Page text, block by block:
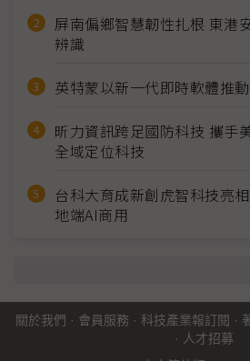
屏南偏鄉智慧韌性扎根 東港
辨識
英特蒙以新一代即時軟體推
昕力資訊跨足國防科技 攜手
全域定位科技
台科大育成新創虎智科技亮
地端AI商用
關於我們 · 會員服務 · 科技產業報訂閱 ·
· 人才招募